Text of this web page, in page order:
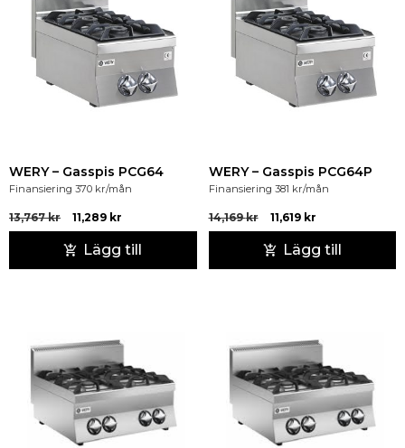
WERY – Gasspis PCG64
Finansiering 370 kr/mån
13,767kr 11,289 kr
Lägg till
WERY – Gasspis PCG64P
Finansiering 381 kr/mån
14,169kr 11,619 kr
Lägg till